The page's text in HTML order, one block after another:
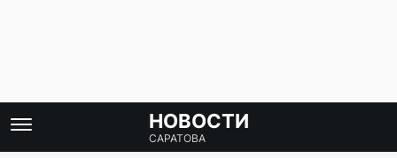
НОВОСТИ
САРАТОВА